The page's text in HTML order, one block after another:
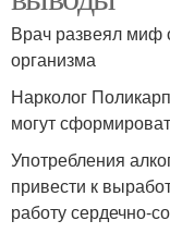
Врач развеял миф
организма
Нарколог
могут
Употребления
привести к
работу сердечно-